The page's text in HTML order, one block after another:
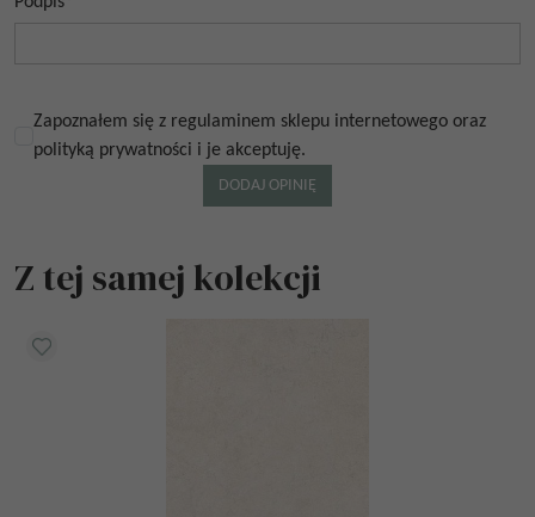
Zapoznałem się z regulaminem sklepu internetowego oraz
polityką prywatności i je akceptuję.
Z tej samej kolekcji